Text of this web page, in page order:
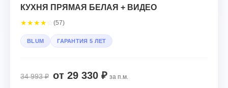
КУХНЯ ПРЯМАЯ БЕЛАЯ + ВИДЕО
★★★★ (57)
BLUM ГАРАНТИЯ 5 ЛЕТ
34 993 ₽ от 29 330 ₽ за п.м.